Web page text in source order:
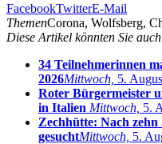
FacebookTwitterE-Mail
ThemenCorona, Wolfsberg,
Diese Artikel könnten Sie
34 Teilnehmerinnen
2026Mittwoch, 5.
Roter Bürgermeister
in Italien Mittwoch, 5.
Zechhütte: Nach
gesuchtMittwoch, 5.